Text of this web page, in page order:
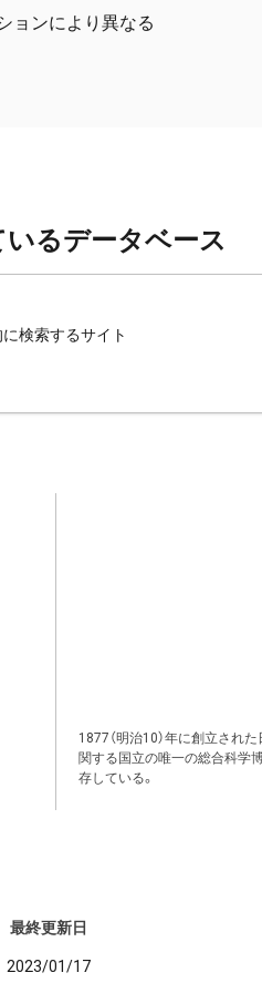
ョンにより異なる
るデータベース
検索するサイト
1877（明治10）年に創立され
関する国立の唯一の総合科学
存している。
最終更新日
2023/01/17